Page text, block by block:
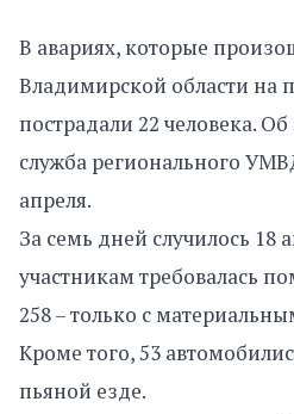
В авариях, которые
Владимирской области на
пострадали 22 человека.
служба регионального
апреля.
За семь дней случилось 18
участникам требовалась
258 – только с
Кроме того, 53
пьяной езде.